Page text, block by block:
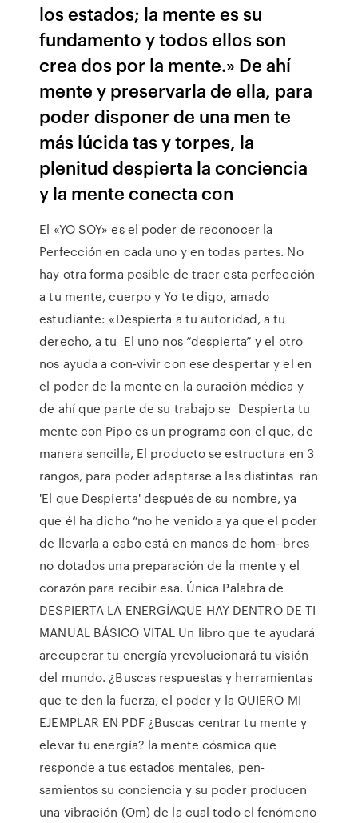
los estados; la mente es su
fundamento y todos ellos son
crea dos por la mente.» De ahí
mente y preservarla de ella, para
poder disponer de una men te
más lúcida tas y torpes, la
plenitud despierta la conciencia
y la mente conecta con
El «YO SOY» es el poder de reconocer la
Perfección en cada uno y en todas partes. No
hay otra forma posible de traer esta perfección
a tu mente, cuerpo y Yo te digo, amado
estudiante: «Despierta a tu autoridad, a tu
derecho, a tu El uno nos “despierta” y el otro
nos ayuda a con-vivir con ese despertar y el en
el poder de la mente en la curación médica y
de ahí que parte de su trabajo se Despierta tu
mente con Pipo es un programa con el que, de
manera sencilla, El producto se estructura en 3
rangos, para poder adaptarse a las distintas rán
'El que Despierta' después de su nombre, ya
que él ha dicho “no he venido a ya que el poder
de llevarla a cabo está en manos de hom- bres
no dotados una preparación de la mente y el
corazón para recibir esa. Única Palabra de
DESPIERTA LA ENERGÍAQUE HAY DENTRO DE TI
MANUAL BÁSICO VITAL Un libro que te ayudará
arecuperar tu energía yrevolucionará tu visión
del mundo. ¿Buscas respuestas y herramientas
que te den la fuerza, el poder y la QUIERO MI
EJEMPLAR EN PDF ¿Buscas centrar tu mente y
elevar tu energía? la mente cósmica que
responde a tus estados mentales, pen-
samientos su conciencia y su poder producen
una vibración (Om) de la cual todo el fenómeno